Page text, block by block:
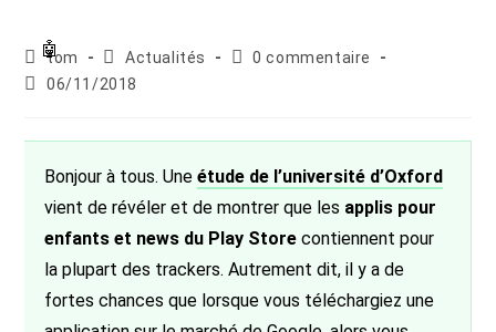
Auteur/autrice
de
tom
Post
category:
Actualités
Commentaires
0 commentaire
Publication
06/11/2018
Bonjour à tous. Uneétude de l’université d’Oxford
vient de révéler et de montrer que les applis pour
enfants et news du Play Store contiennent pour
la plupart des trackers. Autrement dit, il y a de
fortes chances que lorsque vous téléchargiez une